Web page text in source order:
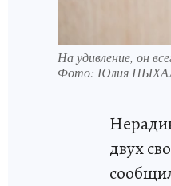
На удивление, он
Фото: Юлия
двух